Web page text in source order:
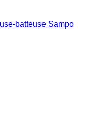
batteuse Sampo